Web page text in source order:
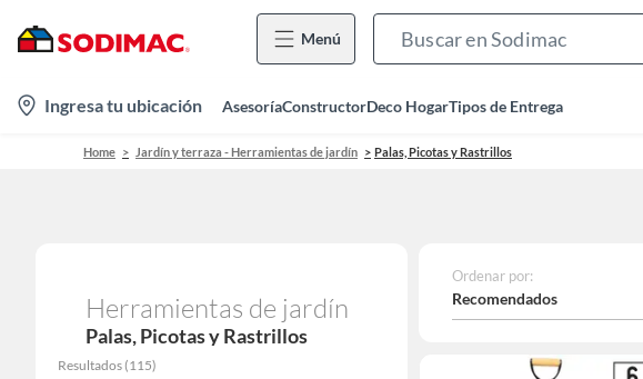
Menú
location-
icon
Ingresa tu ubicación AsesoríaConstructorDeco HogarTipos de Entrega
Home Jardín y terraza - Herramientas de jardín Palas, Picotas y Rastrillos
Herramientas de jardín
Palas, Picotas y Rastrillos
Resultados (115)
Ordenar por:
Recomendados